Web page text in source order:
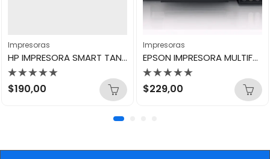
Impresoras
HP IMPRESORA SMART TANK 580
Valorado
con
$190,00
Impresoras
EPSON IMPRESORA MULTIFUNCIONAL L3250
Valorado
con
$229,00